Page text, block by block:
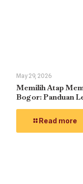
May 29, 2026
Memilih Atap
Bogor: Panduan
Read more